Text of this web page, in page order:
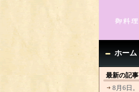
ホーム
最新の記事
8月6日。